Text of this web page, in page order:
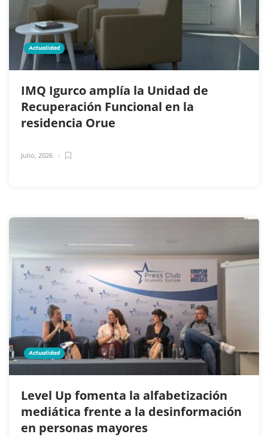
Actualidad
IMQ Igurco amplía la Unidad de
Recuperación Funcional en la
residencia Orue
Julio, 2026
Actualidad
Level Up fomenta la alfabetización
mediática frente a la desinformación
en personas mayores